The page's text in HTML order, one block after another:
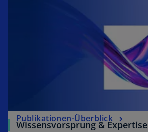
Wissensvorsprung & Expertise
Publikationen-Überblick